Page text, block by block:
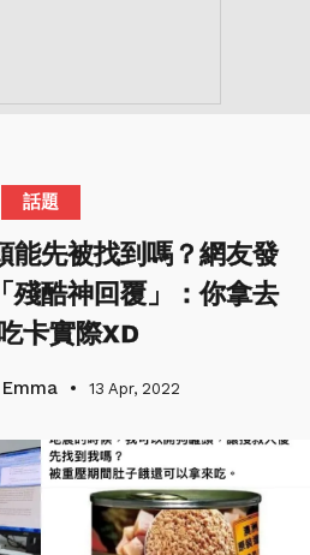
話題
能先被找到嗎？網友發
殘酷神回覆」：你拿去
卡實際XD
Emma 13 Apr, 2022